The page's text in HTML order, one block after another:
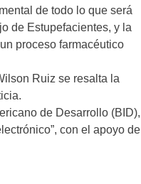
de todo lo que será
de Estupefacientes, y la
proceso farmacéutico
Ruiz se resalta la
de Desarrollo (BID),
con el apoyo de